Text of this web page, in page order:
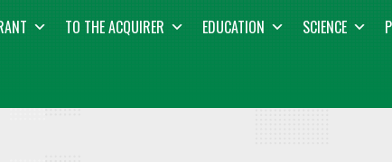
TO THE ACQUIRER EDUCATION SCIENCE